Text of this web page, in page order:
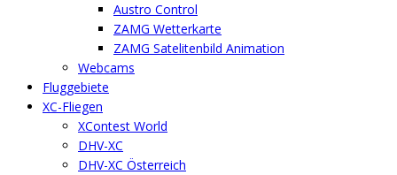
Austro Control
ZAMG Wetterkarte
ZAMG Satelitenbild Animation
Webcams
Fluggebiete
XC-Fliegen
XContest World
DHV-XC
DHV-XC Österreich